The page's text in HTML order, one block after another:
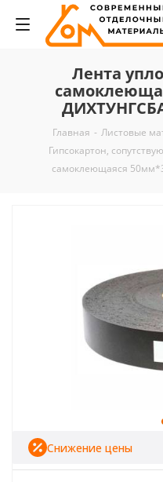
Лента
Главная - Листовые
Гипсокартон,
самоклеющаяся
Снижение цены